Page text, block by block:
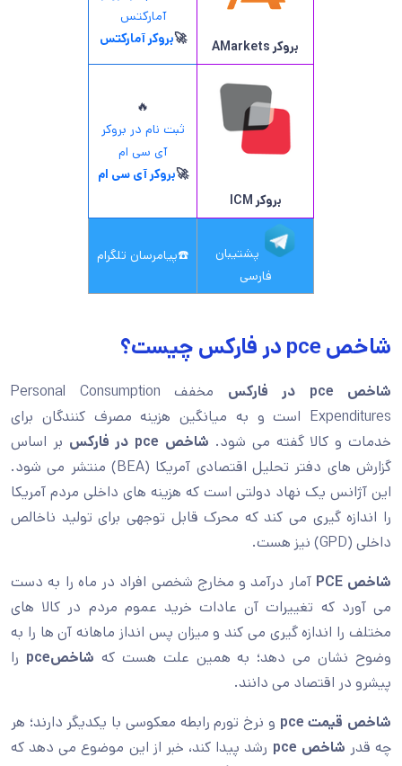
بروکر AMarkets
آمارکتس
🚀بروکر آمارکتس
بروکر ICM
🔥
ثبت نام در بروکر
آی سی ام
🚀بروکر آی سی ام
پشتیبان
فارسی
☎️پیامرسان تلگرام
شاخص pce در فارکس چیست؟
شاخص pce در فارکس
مخفف Personal Consumption
Expenditures است و به میانگین هزینه مصرف کنندگان برای
خدمات و کالا گفته می شود. شاخص pce در فارکس بر اساس
گزارش های دفتر تحلیل اقتصادی آمریکا (BEA) منتشر می شود.
این آژانس یک نهاد دولتی است که هزینه های داخلی مردم آمریکا
را اندازه گیری می کند که محرک قابل توجهی برای تولید ناخالص
داخلی (GPD) نیز هست.
شاخصPCE آمار درآمد و مخارج شخصی افراد در ماه را به دست
می آورد که تغییرات آن عادات خرید عموم مردم در کالا های
مختلف را اندازه گیری می کند و میزان پس انداز ماهانه آن ها را به
وضوح نشان می دهد؛ به همین علت هست که شاخصpce را
پیشرو در اقتصاد می دانند.
شاخص قیمت pce و نرخ تورم رابطه معکوسی با یکدیگر دارند؛ هر
چه قدر شاخص pce رشد پیدا کند، خبر از این موضوع می دهد که